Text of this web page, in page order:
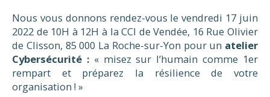
Nous vous donnons rendez-vous le vendredi 17 juin
2022 de 10H à 12H à la CCI de Vendée, 16 Rue Olivier
de Clisson, 85 000 La Roche-sur-Yon pour un atelier
Cybersécurité : « misez sur l’humain comme 1er
rempart et préparez la résilience de votre
organisation ! »